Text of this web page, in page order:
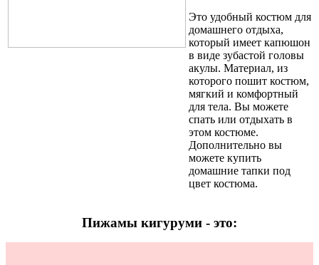
Это удобный костюм для
домашнего отдыха,
который имеет капюшон
в виде зубастой головы
акулы. Материал, из
которого пошит костюм,
мягкий и комфортный
для тела. Вы можете
спать или отдыхать в
этом костюме.
Дополнительно вы
можете купить
домашние тапки под
цвет костюма.
Пижамы кигуруми - это: